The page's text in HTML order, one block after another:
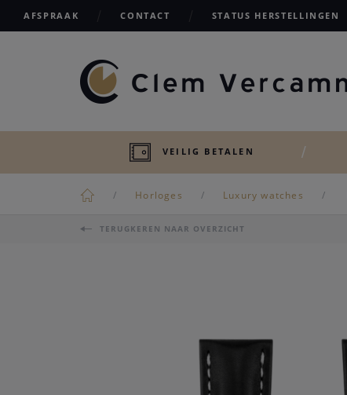
AFSPRAAK CONTACT STATUS HERSTELLINGEN
VEILIG BETALEN
Horloges Luxury watches
TERUGKEREN NAAR OVERZICHT